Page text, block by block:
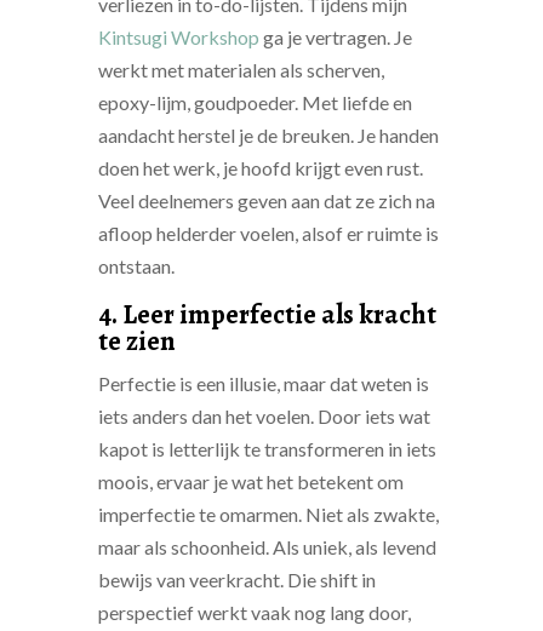
Kintsugi Workshop ga je vertragen. Je
werkt met materialen als scherven,
epoxy-lijm, goudpoeder. Met liefde en
aandacht herstel je de breuken. Je handen
doen het werk, je hoofd krijgt even rust.
Veel deelnemers geven aan dat ze zich na
afloop helderder voelen, alsof er ruimte is
ontstaan.
4. Leer imperfectie als kracht
te zien
Perfectie is een illusie, maar dat weten is
iets anders dan het voelen. Door iets wat
kapot is letterlijk te transformeren in iets
moois, ervaar je wat het betekent om
imperfectie te omarmen. Niet als zwakte,
maar als schoonheid. Als uniek, als levend
bewijs van veerkracht. Die shift in
perspectief werkt vaak nog lang door,